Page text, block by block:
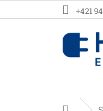
na
+421